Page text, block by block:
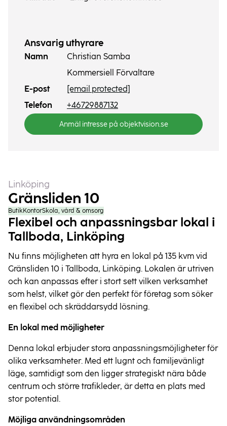
Linköping
Gränsliden 10
ButikKontorSkola, vård & omsorg
Flexibel och anpassningsbar lokal i
Tallboda, Linköping
Nu finns möjligheten att hyra en lokal på 135 kvm vid
Gränsliden 10 i Tallboda, Linköping. Lokalen är utriven
och kan anpassas efter i stort sett vilken verksamhet
som helst, vilket gör den perfekt för företag som söker
en flexibel och skräddarsydd lösning.
En lokal med möjligheter
Denna lokal erbjuder stora anpassningsmöjligheter för
olika verksamheter. Med ett lugnt och familjevänligt
läge, samtidigt som den ligger strategiskt nära både
centrum och större trafikleder, är detta en plats med
stor potential.
Möjliga användningsområden
Ansvarig uthyrare
Namn
Christian Samba
Kommersiell Förvaltare
E-post
[email protected]
Telefon
+46729887132
Anmäl intresse på objektvision.se